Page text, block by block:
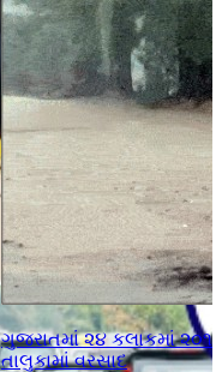
ગુજરાતમાં ૨૪ કલાકમાં ૨૦૧
તાલુકામાં વરસાદ